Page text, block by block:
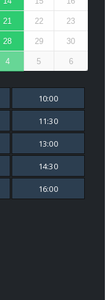
21 22 23
28 29 30
4 5 6
10:00
11:30
13:00
14:30
16:00